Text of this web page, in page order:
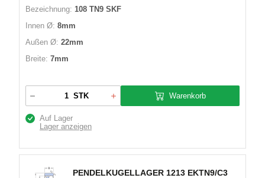
Bezeichnung: 108 TN9 SKF
Innen Ø: 8mm
Außen Ø: 22mm
Breite: 7mm
STK Warenkorb
Auf Lager
Lager anzeigen
PENDELKUGELLAGER 1213 EKTN9/C3